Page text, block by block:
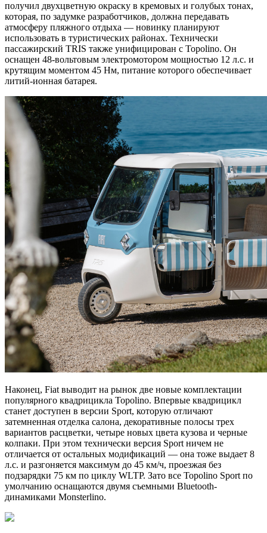
получил двухцветную окраску в кремовых и голубых тонах,
которая, по задумке разработчиков, должна передавать
атмосферу пляжного отдыха — новинку планируют
использовать в туристических районах. Технически
пассажирский TRIS также унифицирован с Topolino. Он
оснащен 48-вольтовым электромотором мощностью 12 л.с. и
крутящим моментом 45 Нм, питание которого обеспечивает
литий-ионная батарея.
Наконец, Fiat выводит на рынок две новые комплектации
популярного квадрицикла Topolino. Впервые квадрицикл
станет доступен в версии Sport, которую отличают
затемненная отделка салона, декоративные полосы трех
вариантов расцветки, четыре новых цвета кузова и черные
колпаки. При этом технически версия Sport ничем не
отличается от остальных модификаций — она тоже выдает 8
л.с. и разгоняется максимум до 45 км/ч, проезжая без
подзарядки 75 км по циклу WLTP. Зато все Topolino Sport по
умолчанию оснащаются двумя съемными Bluetooth-
динамиками Monsterlino.